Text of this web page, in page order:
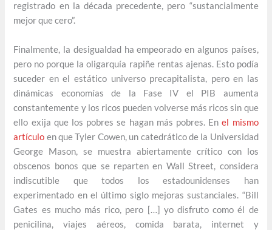
registrado en la década precedente, pero “sustancialmente
mejor que cero”.
Finalmente, la desigualdad ha empeorado en algunos países,
pero no porque la oligarquía rapiñe rentas ajenas. Esto podía
suceder en el estático universo precapitalista, pero en las
dinámicas economías de la Fase IV el PIB aumenta
constantemente y los ricos pueden volverse más ricos sin que
ello exija que los pobres se hagan más pobres. Enel mismo
artículo en que Tyler Cowen, un catedrático de la Universidad
George Mason, se muestra abiertamente crítico con los
obscenos bonos que se reparten en Wall Street, considera
indiscutible que todos los estadounidenses han
experimentado en el último siglo mejoras sustanciales. “Bill
Gates es mucho más rico, pero […] yo disfruto como él de
penicilina, viajes aéreos, comida barata, internet y